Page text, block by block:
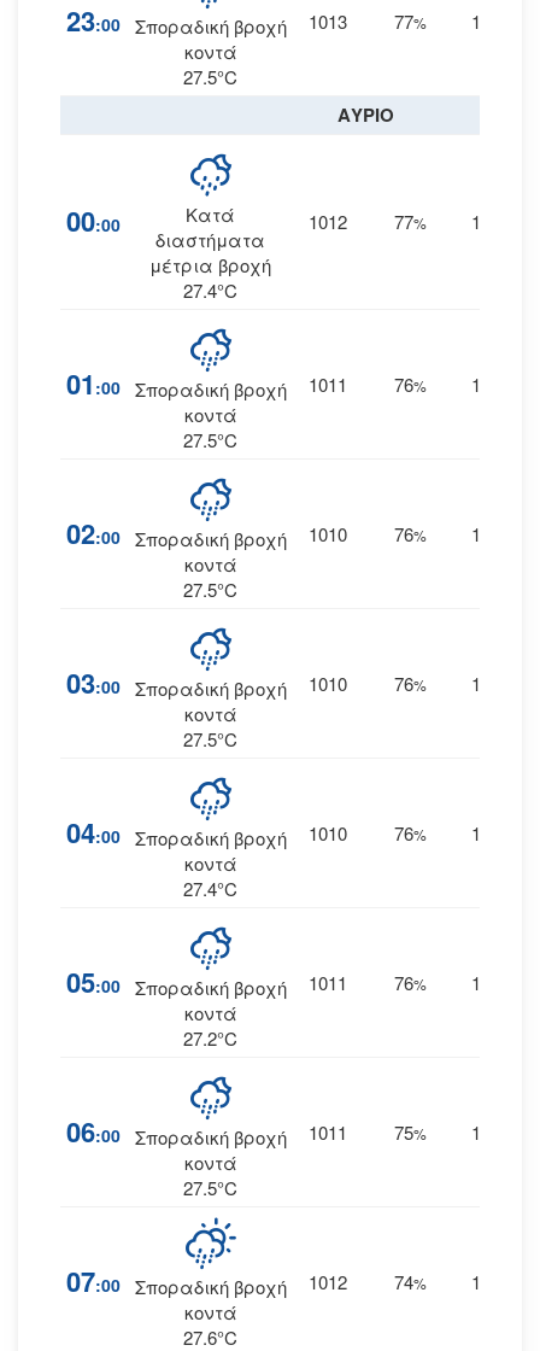
23:00 Σποραδική βροχή
κοντά
27.5°C
1013 77% 16
ΑΥΡΙΟ
00:00
Κατά
διαστήματα
μέτρια βροχή
27.4°C
1012 77% 15
01 :00 Σποραδική βροχή
κοντά
27.5°C
1011 76% 15
02:00 Σποραδική βροχή
κοντά
27.5°C
1010 76% 14
03:00 Σποραδική βροχή
κοντά
27.5°C
1010 76% 14
04:00 Σποραδική βροχή
κοντά
27.4°C
1010 76% 14
05:00 Σποραδική βροχή
κοντά
27.2°C
1011 76% 14
06:00 Σποραδική βροχή
κοντά
27.5°C
1011 75% 14
07:00 Σποραδική βροχή
κοντά
27.6°C
1012 74% 14